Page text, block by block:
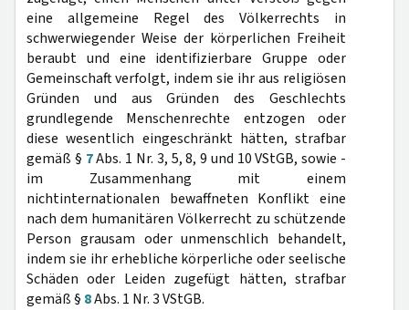
eine allgemeine Regel des Völkerrechts in
schwerwiegender Weise der körperlichen Freiheit
beraubt und eine identifizierbare Gruppe oder
Gemeinschaft verfolgt, indem sie ihr aus religiösen
Gründen und aus Gründen des Geschlechts
grundlegende Menschenrechte entzogen oder
diese wesentlich eingeschränkt hätten, strafbar
gemäß § 7Abs. 1 Nr. 3, 5, 8, 9 und 10 VStGB, sowie -
im Zusammenhang mit einem
nichtinternationalen bewaffneten Konflikt eine
nach dem humanitären Völkerrecht zu schützende
Person grausam oder unmenschlich behandelt,
indem sie ihr erhebliche körperliche oder seelische
Schäden oder Leiden zugefügt hätten, strafbar
gemäß § 8Abs. 1 Nr. 3 VStGB.